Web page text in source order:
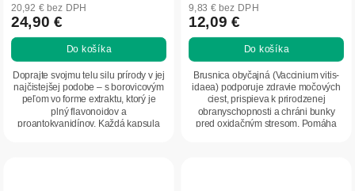
20,92 € bez DPH
24,90 €
Do košíka
Doprajte svojmu telu silu prírody v jej
najčistejšej podobe – s borovicovým
peľom vo forme extraktu, ktorý je
plný flavonoidov a
proantokyanidínov. Každá kapsula
9,83 € bez DPH
12,09 €
Do košíka
Brusnica obyčajná (Vaccinium vitis-
idaea) podporuje zdravie močových
ciest, prispieva k prirodzenej
obranyschopnosti a chráni bunky
pred oxidačným stresom. Pomáha